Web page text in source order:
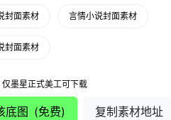
封面素材 言情小说封面素材
封面素材
墨星正式美工可下载
底图 (免费) 复制素材地址